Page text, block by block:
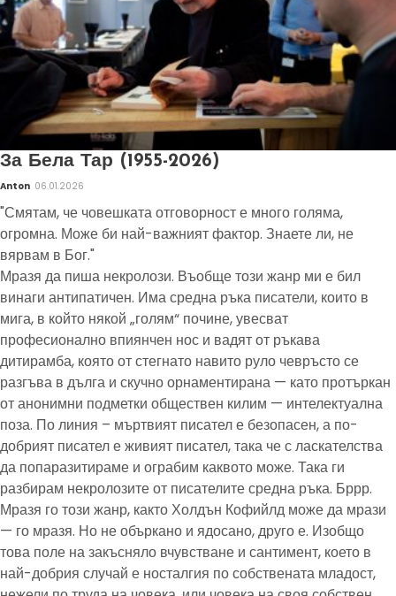
За Бела Тар (1955-2026)
Anton 06.01.2026
"Смятам, че човешката отговорност е много голяма,
огромна. Може би най-важният фактор. Знаете ли, не
вярвам в Бог."
Мразя да пиша некролози. Въобще този жанр ми е бил
винаги антипатичен. Има средна ръка писатели, които в
мига, в който някой „голям“ почине, увесват
професионално впиянчен нос и вадят от ръкава
дитирамба, която от стегнато навито руло чевръсто се
разгъва в дълга и скучно орнаментирана — като протъркан
от анонимни подметки обществен килим — интелектуална
поза. По линия – мъртвият писател е безопасен, а по-
добрият писател е живият писател, така че с ласкателства
да попаразитираме и ограбим каквото може. Така ги
разбирам некролозите от писателите средна ръка. Бррр.
Мразя го този жанр, както Холдън Кофийлд може да мрази
— го мразя. Но не объркано и ядосано, друго е. Изобщо
това поле на закъсняло вчувстване и сантимент, което в
най-добрия случай е носталгия по собствената младост,